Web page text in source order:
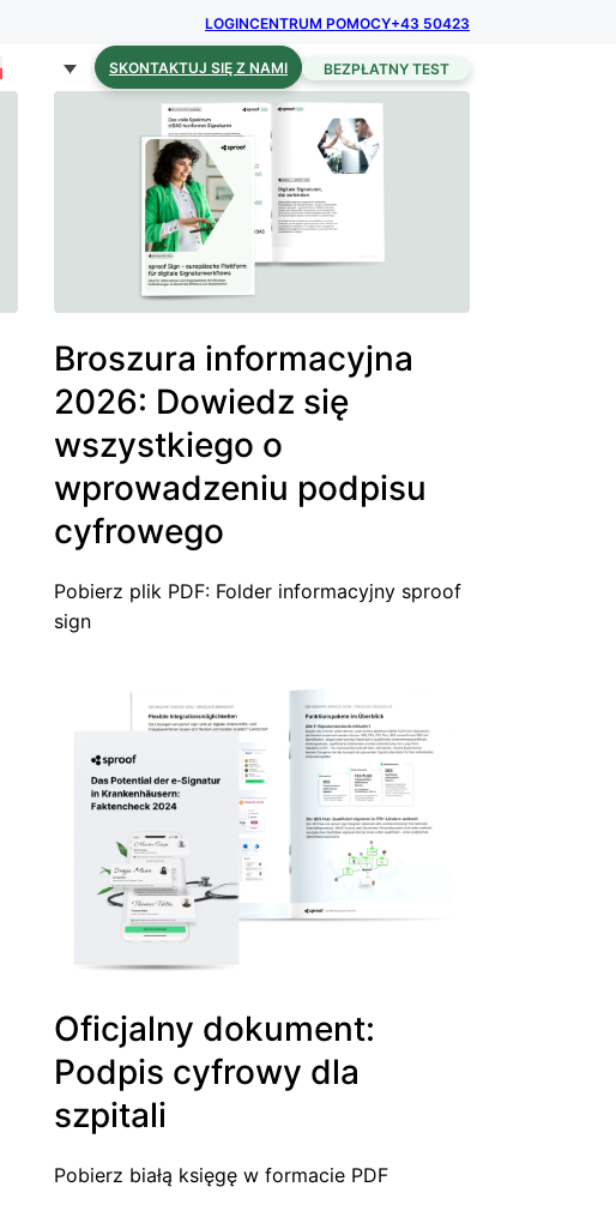
LOGINCENTRUM POMOCY+43 50423
SKONTAKTUJ SIĘ Z NAMI BEZPŁATNY TEST
Broszura informacyjna
2026: Dowiedz się
wszystkiego o
wprowadzeniu podpisu
cyfrowego
Pobierz plik PDF: Folder informacyjny sproof
sign
Oficjalny dokument:
Podpis cyfrowy dla
szpitali
Pobierz białą księgę w formacie PDF